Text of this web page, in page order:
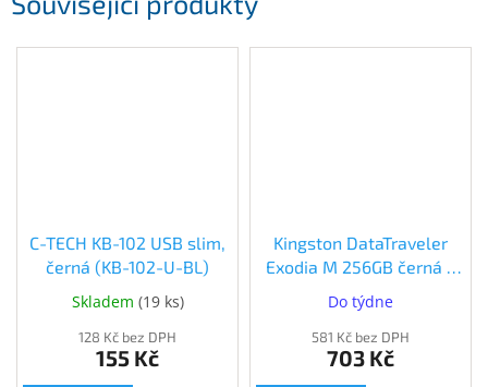
C-TECH KB-102 USB slim,
černá (KB-102-U-BL)
Skladem (19 ks)
128 Kč bez DPH
155 Kč
Kingston DataTraveler
Exodia M 256GB černá +
tyrkysová (DTXM/256GB)
Do týdne
581 Kč bez DPH
703 Kč